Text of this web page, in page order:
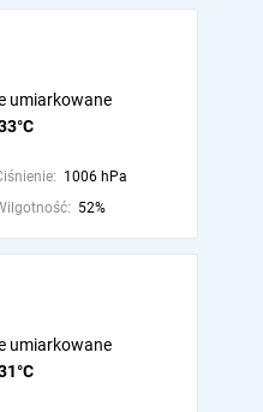
umiarkowane
1006 hPa
52%
umiarkowane